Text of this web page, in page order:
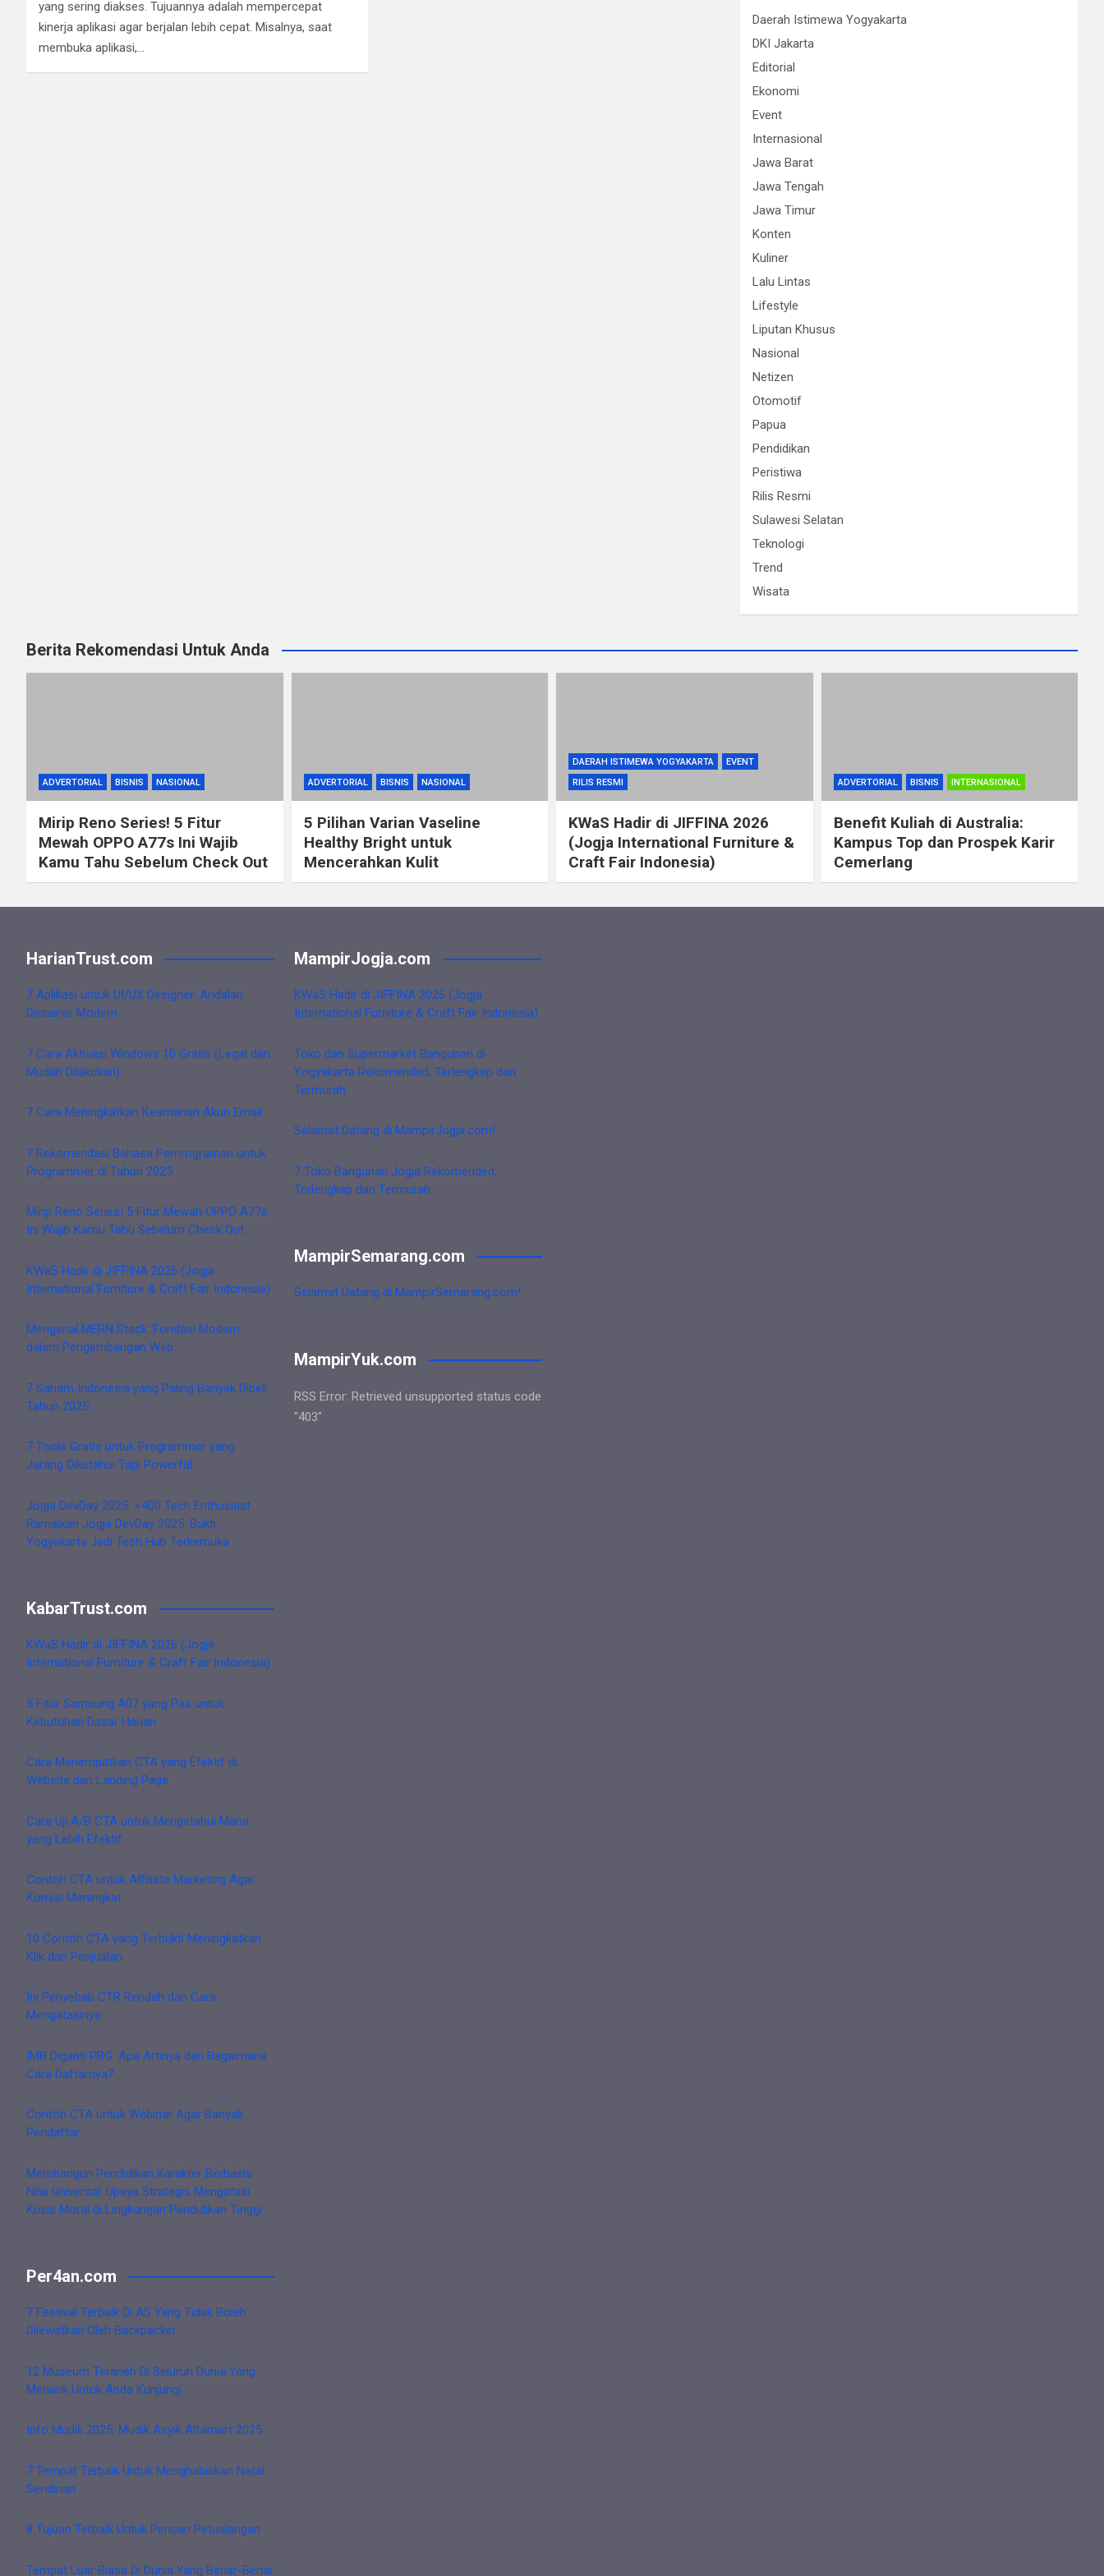
yang sering diakses. Tujuannya adalah mempercepat
kinerja aplikasi agar berjalan lebih cepat. Misalnya, saat
membuka aplikasi,…
Daerah Istimewa Yogyakarta
DKI Jakarta
Editorial
Ekonomi
Event
Internasional
Jawa Barat
Jawa Tengah
Jawa Timur
Konten
Kuliner
Lalu Lintas
Lifestyle
Liputan Khusus
Nasional
Netizen
Otomotif
Papua
Pendidikan
Peristiwa
Rilis Resmi
Sulawesi Selatan
Teknologi
Trend
Wisata
Berita Rekomendasi Untuk Anda
ADVERTORIAL BISNIS NASIONAL
Mirip Reno Series! 5 Fitur
Mewah OPPO A77s Ini Wajib
Kamu Tahu Sebelum Check Out
ADVERTORIAL BISNIS NASIONAL
5 Pilihan Varian Vaseline
Healthy Bright untuk
Mencerahkan Kulit
DAERAH ISTIMEWA YOGYAKARTA
EVENT
RILIS RESMI
KWaS Hadir di JIFFINA 2026
(Jogja International Furniture &
Craft Fair Indonesia)
ADVERTORIAL BISNIS INTERNASIONAL
Benefit Kuliah di Australia:
Kampus Top dan Prospek Karir
Cemerlang
HarianTrust.com
7 Aplikasi untuk UI/UX Designer: Andalan
Desainer Modern
7 Cara Aktivasi Windows 10 Gratis (Legal dan
Mudah Dilakukan)
7 Cara Meningkatkan Keamanan Akun Email
7 Rekomendasi Bahasa Pemrograman untuk
Programmer di Tahun 2025
Mirip Reno Series! 5 Fitur Mewah OPPO A77s
Ini Wajib Kamu Tahu Sebelum Check Out
KWaS Hadir di JIFFINA 2026 (Jogja
International Furniture & Craft Fair Indonesia)
Mengenal MERN Stack: Fondasi Modern
dalam Pengembangan Web
7 Saham Indonesia yang Paling Banyak Dibeli
Tahun 2025
7 Tools Gratis untuk Programmer yang
Jarang Diketahui Tapi Powerful
Jogja DevDay 2025: +400 Tech Enthusiast
Ramaikan Jogja DevDay 2025: Bukti
Yogyakarta Jadi Tech Hub Terkemuka
KabarTrust.com
KWaS Hadir di JIFFINA 2026 (Jogja
International Furniture & Craft Fair Indonesia)
5 Fitur Samsung A07 yang Pas untuk
Kebutuhan Dasar Harian
Cara Menempatkan CTA yang Efektif di
Website dan Landing Page
Cara Uji A/B CTA untuk Mengetahui Mana
yang Lebih Efektif
Contoh CTA untuk Affiliate Marketing Agar
Komisi Meningkat
10 Contoh CTA yang Terbukti Meningkatkan
Klik dan Penjualan
Ini Penyebab CTR Rendah dan Cara
Mengatasinya
IMB Diganti PBG: Apa Artinya dan Bagaimana
Cara Daftarnya?
Contoh CTA untuk Webinar Agar Banyak
Pendaftar
Membangun Pendidikan Karakter Berbasis
Nilai Universal: Upaya Strategis Mengatasi
Krisis Moral di Lingkungan Pendidikan Tinggi
Per4an.com
7 Festival Terbaik Di AS Yang Tidak Boleh
Dilewatkan Oleh Backpacker
12 Museum Teraneh Di Seluruh Dunia Yang
Menarik Untuk Anda Kunjungi
Info Mudik 2025: Mudik Asyik Alfamart 2025
7 Tempat Terbaik Untuk Menghabiskan Natal
Sendirian
8 Tujuan Terbaik Untuk Pencari Petualangan
Tempat Luar Biasa Di Dunia Yang Benar-Benar
MampirJogja.com
KWaS Hadir di JIFFINA 2026 (Jogja
International Furniture & Craft Fair Indonesia)
Toko dan Supermarket Bangunan di
Yogyakarta Rekomended, Terlengkap dan
Termurah
Selamat Datang di MampirJogja.com!
7 Toko Bangunan Jogja Rekomended,
Terlengkap dan Termurah
MampirSemarang.com
Selamat Datang di MampirSemarang.com!
MampirYuk.com
RSS Error: Retrieved unsupported status code
"403"